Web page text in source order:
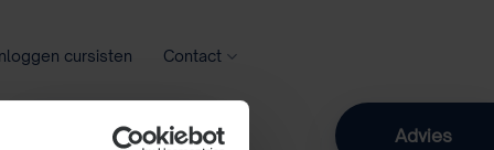
cursisten Contact
Zoeken Advies